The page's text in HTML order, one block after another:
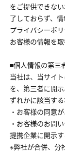
をご提供できな
了しておらず、
プライバシーポ
お客様の情報を
■個人情報の第三
当社は、当サイ
を、第三者に開
ずれかに該当す
・お客様の同意が
・お客様のお問
提携企業に開示す
※弊社が合併、分